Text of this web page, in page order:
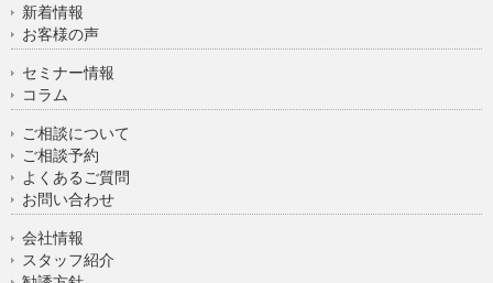
新着情報
お客様の声
セミナー情報
コラム
ご相談について
ご相談予約
よくあるご質問
お問い合わせ
会社情報
スタッフ紹介